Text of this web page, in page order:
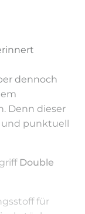
dennoch
Denn dieser
und punktuell
Double
für